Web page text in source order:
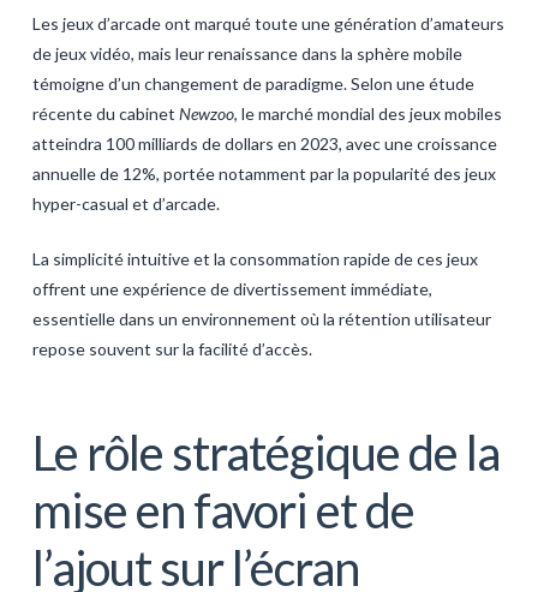
Les jeux d’arcade ont marqué toute une génération d’amateurs
de jeux vidéo, mais leur renaissance dans la sphère mobile
témoigne d’un changement de paradigme. Selon une étude
récente du cabinet Newzoo, le marché mondial des jeux mobiles
atteindra 100 milliards de dollars en 2023, avec une croissance
annuelle de 12%, portée notamment par la popularité des jeux
hyper-casual et d’arcade.
La simplicité intuitive et la consommation rapide de ces jeux
offrent une expérience de divertissement immédiate,
essentielle dans un environnement où la rétention utilisateur
repose souvent sur la facilité d’accès.
Le rôle stratégique de la
mise en favori et de
l’ajout sur l’écran